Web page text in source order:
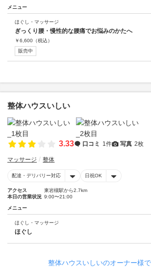
メニュー
ほぐし・マッサージ
ぎっくり腰・慢性的な腰痛でお悩みのかたへ
￥6,600 （税込）
販売中
整体ハウスいしい
3.33 口コミ 1件 写真 2枚
マッサージ 整体
配達・デリバリー対応 日祝OK
アクセス
東岩槻駅から2.7km
本日の営業状況 9:00〜21:00
メニュー
ほぐし・マッサージ
ほぐし
整体ハウスいしいのオーナー様